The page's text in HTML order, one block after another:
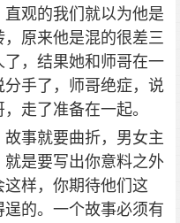
观的我们就以为他是
原来他是混的很差三
，结果她和师哥在一
手了，师哥绝症，说
走了准备在一起。
事就要曲折，男女主
是要写出你意料之外
样，你期待他们这
的。一个故事必须有